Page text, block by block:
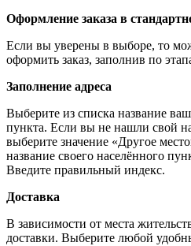
Оформление заказа в
Если вы уверены в выборе, то
оформить заказ, заполнив по
Заполнение адреса
Выберите из списка название
пункта. Если вы не нашли свой
выберите значение «Другое
название своего населённого
Введите правильный индекс.
Доставка
В зависимости от места
доставки. Выберите любой